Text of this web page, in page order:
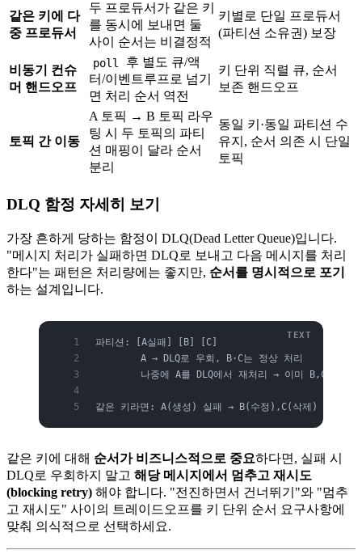
같은 키에 다
중 프로듀서
두 프로듀서가 같은 키
를 동시에 보내면 둘
사이 순서는 비결정적
키별로 단일 프로듀서
(파티션 소유권) 보장
비동기 컨슈
머 핸드오프
poll
후 별도 큐/액
터/이벤트루프로 넘기
면 처리 순서 역전
키 단위 직렬 큐, 순서
보존 핸드오프
토픽 간 이동
A 토픽 → B 토픽 라우
팅 시 두 토픽의 파티
션 매핑이 달라 순서
분리
동일 키·동일 파티션 수
유지, 순서 의존 시 단일
토픽
DLQ 함정 자세히 보기
가장 흔하게 당하는 함정이 DLQ(Dead Letter Queue)입니다.
"메시지 처리가 실패하면 DLQ로 보내고 다음 메시지를 처리
한다"는 패턴은 처리량에는 좋지만, 순서를 명시적으로 포기
하는 설계입니다.
파티션: [A실패] [B] [C]
        A → DLQ로 우회, B·C는 정상 처리
나중에 A를 DLQ에서 재처리 → 이미 B,C 처리
같은 키라면: A(생성) 실패 → B(수정),C(삭제) 먼저 처
같은 키에 대해 순서가 비즈니스적으로 중요하다면, 실패 시
DLQ로 우회하지 말고 해당 메시지에서 멈추고 재시도
(blocking retry) 해야 합니다. "전진하면서 건너뛰기"와 "멈추
고 재시도" 사이의 트레이드오프를 키 단위 순서 요구사항에
맞춰 의식적으로 선택하세요.